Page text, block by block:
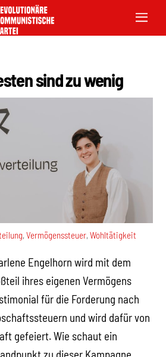
sind zu wenig
,Vermögenssteuer,Wohltätigkeit
Engelhorn wird mit dem
ihres eigenen Vermögens
für die Forderung nach
und wird dafür von
gefeiert. Wie schaut ein
zu dieser Kampagne